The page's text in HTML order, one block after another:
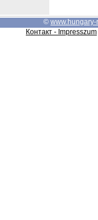
© www.hungary-
Контакт - Impresszum